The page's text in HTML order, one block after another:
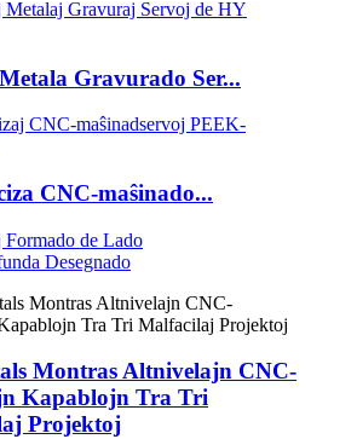
Gravurado Ser...
CNC-maŝinado...
Montras Altnivelajn CNC-
Kapablojn Tra Tri
Projektoj